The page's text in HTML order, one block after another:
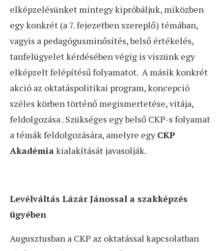
elképzelésünket mintegy kipróbáljuk, miközben
egy konkrét (a 7. fejezetben szereplő) témában,
vagyis a pedagógusminősítés, belső értékelés,
tanfelügyelet kérdésében végig is viszünk egy
elképzelt felépítésű folyamatot. A másik konkrét
akció az oktatáspolitikai program, koncepció
széles körben történő megismertetése, vitája,
feldolgozása . Szükséges egy belső CKP-s folyamat
a témák feldolgozására, amelyre egyCKP
Akadémia kialakítását javasolják.
Levélváltás Lázár Jánossal a szakképzés
ügyében
Augusztusban a CKP az oktatással kapcsolatban